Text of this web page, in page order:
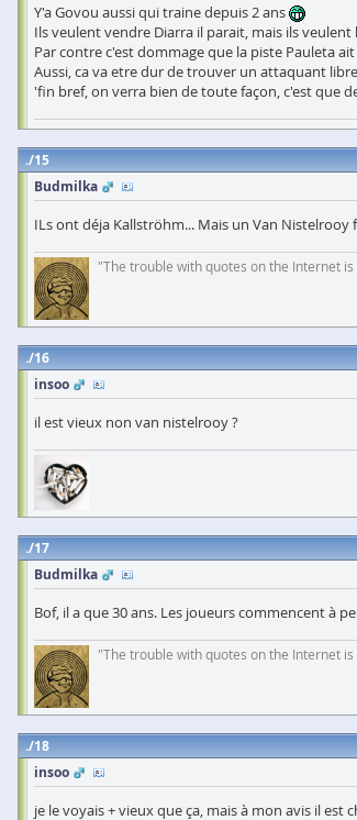
Y'a Govou aussi qui traine depuis 2 ans
Ils veulent vendre Diarra il parait, mais ils veulent
Par contre c'est dommage que la piste Pauleta
Aussi, ca va etre dur de trouver un attaquant
'fin bref, on verra bien de toute façon, c'est que
15
Budmilka
ILs ont déja Kallströhm... Mais un Van
"The trouble with quotes on the Internet
16
insoo
il est vieux non van nistelrooy ?
17
Budmilka
Bof, il a que 30 ans. Les joueurs commencent à
"The trouble with quotes on the Internet
18
insoo
je le voyais + vieux que ça, mais à mon avis il est